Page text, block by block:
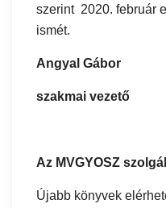
szerint 2020. február
ismét.
Angyal Gábor
szakmai vezető
Az MVGYOSZ
Újabb könyvek